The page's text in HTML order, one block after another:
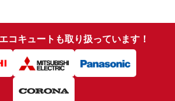
コキュートも取り扱っています！